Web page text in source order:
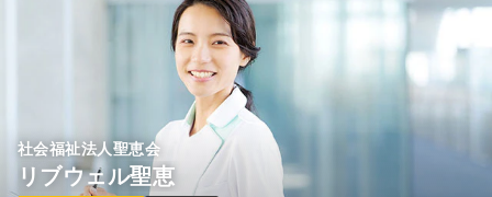
社会福祉法人聖恵会
リブウェル聖恵